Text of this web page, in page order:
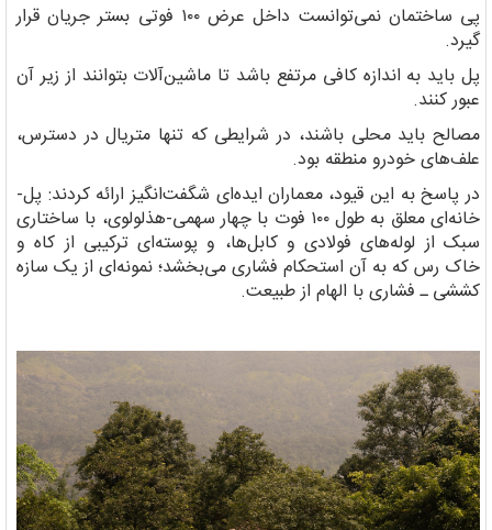
پی ساختمان نمی‌توانست داخل عرض ۱۰۰ فوتی بستر جریان قرار
گیرد.
پل باید به اندازه کافی مرتفع باشد تا ماشین‌آلات بتوانند از زیر آن
عبور کنند.
مصالح باید محلی باشند، در شرایطی که تنها متریال در دسترس،
علف‌های خودرو منطقه بود.
در پاسخ به این قیود، معماران ایده‌ای شگفت‌انگیز ارائه کردند: پل-
خانه‌ای معلق به طول ۱۰۰ فوت با چهار سهمی-هذلولوی، با ساختاری
سبک از لوله‌های فولادی و کابل‌ها، و پوسته‌ای ترکیبی از کاه و
خاک رس که به آن استحکام فشاری می‌بخشد؛ نمونه‌ای از یک سازه
کششی ـ فشاری با الهام از طبیعت.